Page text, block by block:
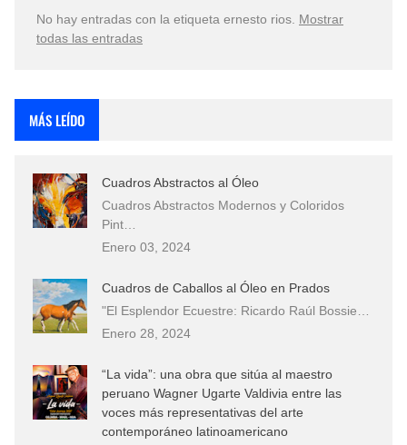
Que significan los cuadros de negras africanas?
El mundo del arte en pintura surrealista
No hay entradas con la etiqueta ernesto rios Mostrar
todas las entradas
MÁS LEÍDO
Cuadros Abstractos al Óleo
Cuadros Abstractos Modernos y Coloridos
Pint…
Enero 03, 2024
Cuadros de Caballos al Óleo en Prados
"El Esplendor Ecuestre: Ricardo Raúl Bossie…
Enero 28, 2024
“La vida”: una obra que sitúa al maestro
peruano Wagner Ugarte Valdivia entre las
voces más representativas del arte
contemporáneo latinoamericano